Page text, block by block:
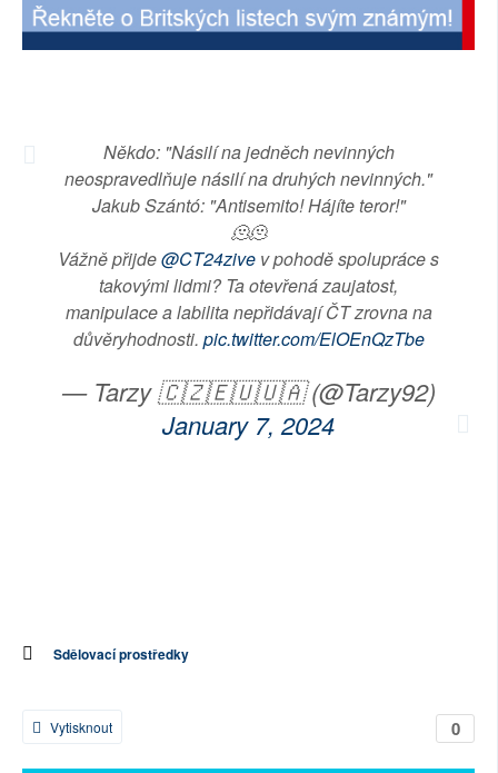
SOCIÁLNÍ SÍTĚ
Někdo: "Násilí na jedněch nevinných
neospravedlňuje násilí na druhých nevinných."
Jakub Szántó: "Antisemito! Hájíte teror!"
🫠🫠
Vážně přijde@CT24zive v pohodě spolupráce s
takovými lidmi? Ta otevřená zaujatost,
manipulace a labilita nepřidávají ČT zrovna na
důvěryhodnosti. pic.twitter.com/ElOEnQzTbe
— Tarzy 🇨🇿🇪🇺🇺🇦 (@Tarzy92)
January 7, 2024
Sdělovací prostředky
0
Vytisknout